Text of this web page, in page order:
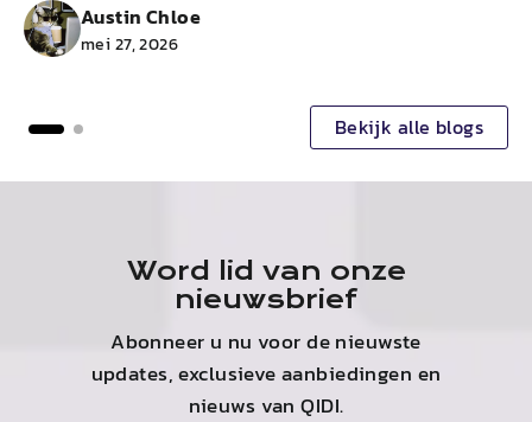
Austin Chloe
mei 27, 2026
Bekijk alle blogs
Word lid van onze
nieuwsbrief
Abonneer u nu voor de nieuwste
updates, exclusieve aanbiedingen en
nieuws vanQIDI.